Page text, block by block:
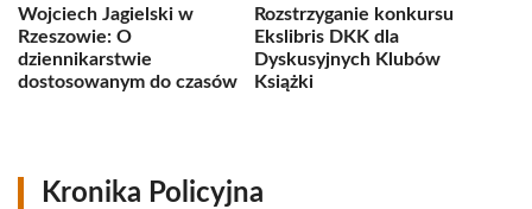
Wojciech Jagielski w
Rzeszowie: O
dziennikarstwie
dostosowanym do czasów
Rozstrzyganie konkursu
Ekslibris DKK dla
Dyskusyjnych Klubów
Książki
Kronika Policyjna